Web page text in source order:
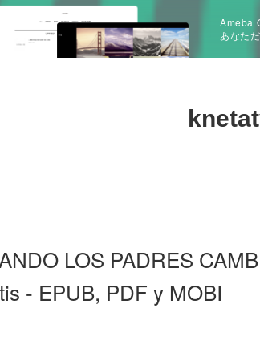
Ameba
あなた
LOS PADRES
- EPUB, PDF y MOBI